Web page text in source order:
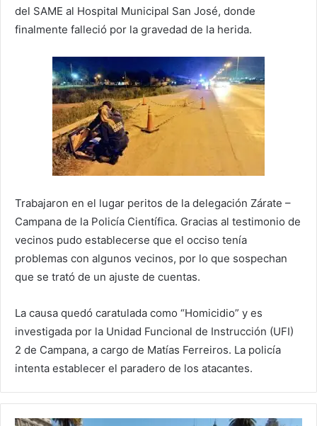
del SAME al Hospital Municipal San José, donde
finalmente falleció por la gravedad de la herida.
Trabajaron en el lugar peritos de la delegación Zárate –
Campana de la Policía Científica. Gracias al testimonio de
vecinos pudo establecerse que el occiso tenía
problemas con algunos vecinos, por lo que sospechan
que se trató de un ajuste de cuentas.
La causa quedó caratulada como “Homicidio” y es
investigada por la Unidad Funcional de Instrucción (UFI)
2 de Campana, a cargo de Matías Ferreiros. La policía
intenta establecer el paradero de los atacantes.